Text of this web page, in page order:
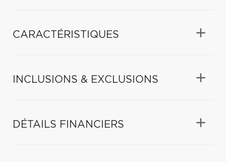
CARACTÉRISTIQUES
INCLUSIONS & EXCLUSIONS
DÉTAILS FINANCIERS